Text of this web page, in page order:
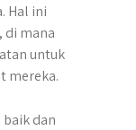
Hal ini
di mana
untuk
mereka.
dan